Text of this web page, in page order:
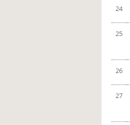
24
25
26
27